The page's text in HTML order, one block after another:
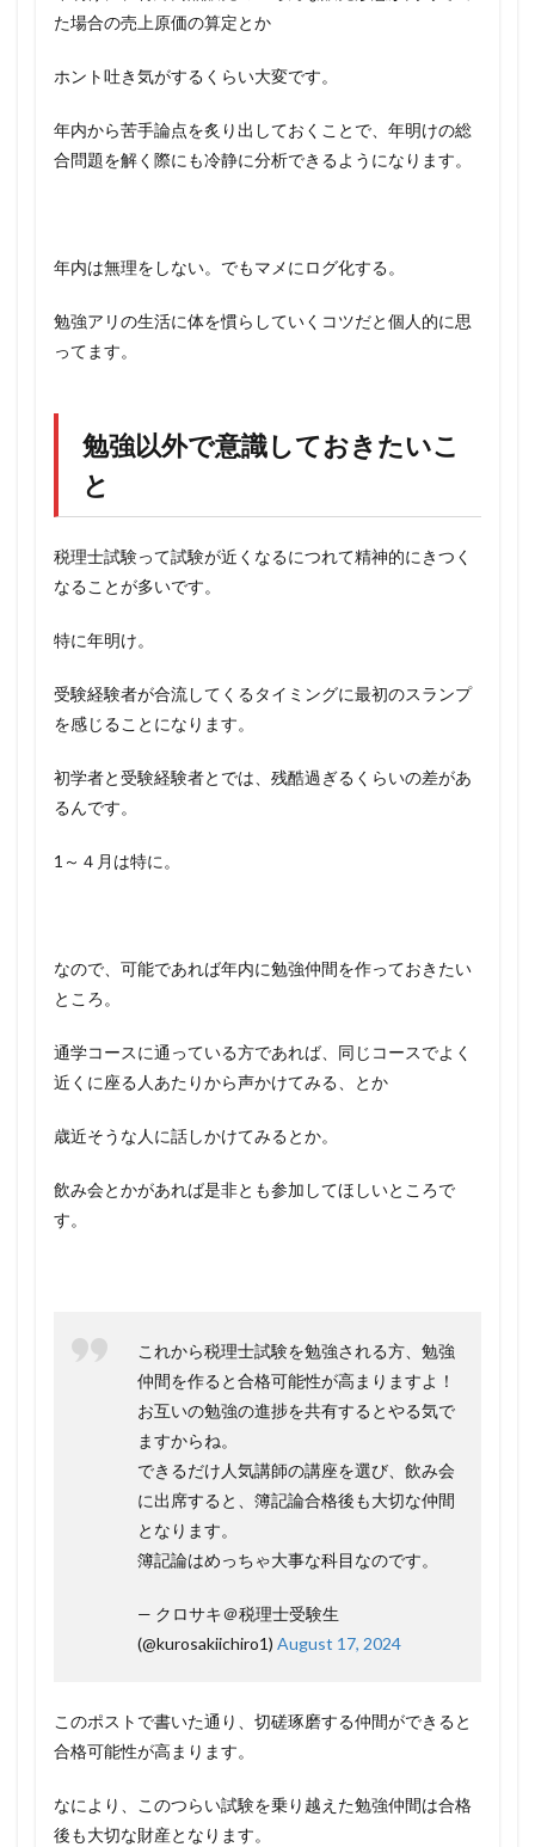
た場合の売上原価の算定とか
ホント吐き気がするくらい大変です。
年内から苦手論点を炙り出しておくことで、年明けの総
合問題を解く際にも冷静に分析できるようになります。
年内は無理をしない。でもマメにログ化する。
勉強アリの生活に体を慣らしていくコツだと個人的に思
ってます。
勉強以外で意識しておきたいこ
と
税理士試験って試験が近くなるにつれて精神的にきつく
なることが多いです。
特に年明け。
受験経験者が合流してくるタイミングに最初のスランプ
を感じることになります。
初学者と受験経験者とでは、残酷過ぎるくらいの差があ
るんです。
1～４月は特に。
なので、可能であれば年内に勉強仲間を作っておきたい
ところ。
通学コースに通っている方であれば、同じコースでよく
近くに座る人あたりから声かけてみる、とか
歳近そうな人に話しかけてみるとか。
飲み会とかがあれば是非とも参加してほしいところで
す。
これから税理士試験を勉強される方、勉強
仲間を作ると合格可能性が高まりますよ！
お互いの勉強の進捗を共有するとやる気で
ますからね。
できるだけ人気講師の講座を選び、飲み会
に出席すると、簿記論合格後も大切な仲間
となります。
簿記論はめっちゃ大事な科目なのです。
— クロサキ＠税理士受験生
(@kurosakiichiro1) August 17, 2024
このポストで書いた通り、切磋琢磨する仲間ができると
合格可能性が高まります。
なにより、このつらい試験を乗り越えた勉強仲間は合格
後も大切な財産となります。